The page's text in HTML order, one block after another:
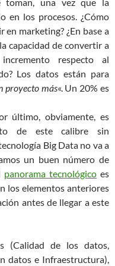
en los procesos. ¿Cómo
marketing? ¿En base a
capacidad de convertir a
respecto al
Los datos están para
proyecto más«. Un 20% es
último, obviamente, es
de este calibre sin
Big Data no va a
un buen número de
panorama tecnológicoes
los elementos anteriores
antes de llegar a este
(Calidad de los datos,
datos e Infraestructura),